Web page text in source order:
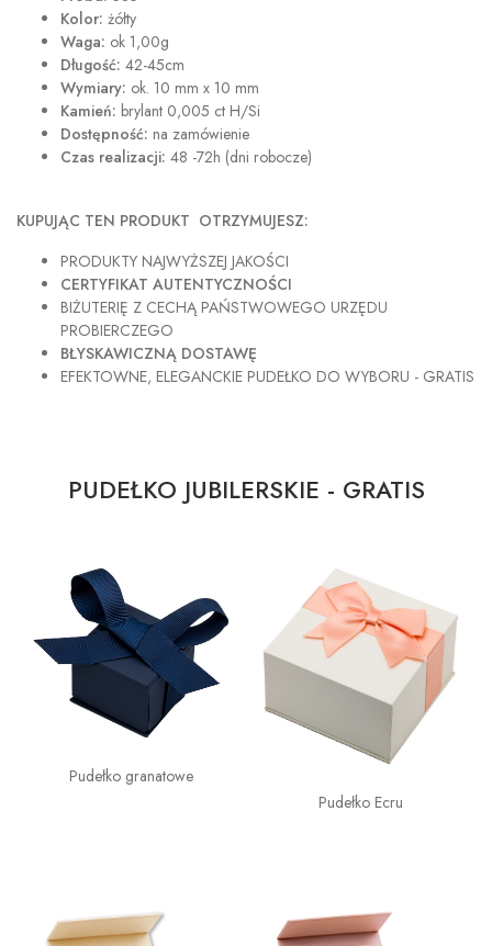
Kolor: żółty
Waga: ok 1,00g
Długość: 42-45cm
Wymiary: ok. 10 mm x 10 mm
Kamień: brylant 0,005 ct H/Si
Dostępność: na zamówienie
Czas realizacji: 48 -72h (dni robocze)
KUPUJĄC TEN PRODUKT OTRZYMUJESZ:
PRODUKTY NAJWYŻSZEJ JAKOŚCI
CERTYFIKAT AUTENTYCZNOŚCI
BIŻUTERIĘ Z CECHĄ PAŃSTWOWEGO URZĘDU
PROBIERCZEGO
BŁYSKAWICZNĄ DOSTAWĘ
EFEKTOWNE, ELEGANCKIE PUDEŁKO DO WYBORU - GRATIS
PUDEŁKO JUBILERSKIE - GRATIS
Pudełko granatowe
Pudełko Ecru